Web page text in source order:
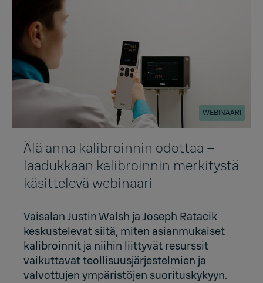
WEBINAARI
Älä anna kalibroinnin odottaa –
laadukkaan kalibroinnin merkitystä
käsittelevä webinaari
Vaisalan Justin Walsh ja Joseph Ratacik
keskustelevat siitä, miten asianmukaiset
kalibroinnit ja niihin liittyvät resurssit
vaikuttavat teollisuusjärjestelmien ja
valvottujen ympäristöjen suorituskykyyn.